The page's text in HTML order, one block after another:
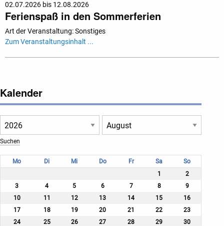
02.07.2026 bis 12.08.2026
Ferienspaß in den Sommerferien
Art der Veranstaltung: Sonstiges
Zum Veranstaltungsinhalt ...
Kalender
Mo Di Mi Do Fr Sa
So
1
2
3
4 5 6 7 8
9
10
11 12 13 14 15
16
17
18 19 20 21 22
23
24
25 26 27 28 29
30